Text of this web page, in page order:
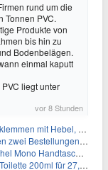
rund um die
Tonnen PVC.
Produkte von
bis hin zu
Bodenbelägen.
einmal kaputt
liegt unter
vor 8 Stunden
50 Stück für 14,99€
für Neukunden
Handtasche für 73,97€
200ml für 27,99€